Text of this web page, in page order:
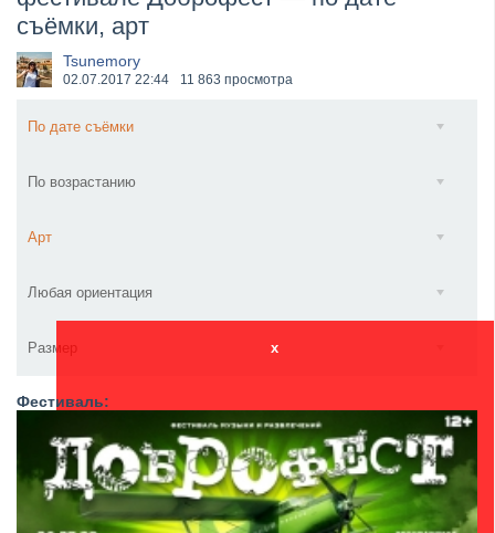
​Wacken Open Air 2027 объявил новую волну участ...
съёмки, арт
Tsunemory
02.07.2017 22:44 11 863 просмотра
По дате съёмки
По возрастанию
Арт
Любая ориентация
Размер x
Фестиваль: